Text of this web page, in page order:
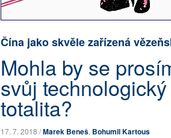
Čína jako skvěle zařízená
Mohla by se
svůj
totalita?
17. 7. 2018 /Marek Beneš, Bohumil Kartous